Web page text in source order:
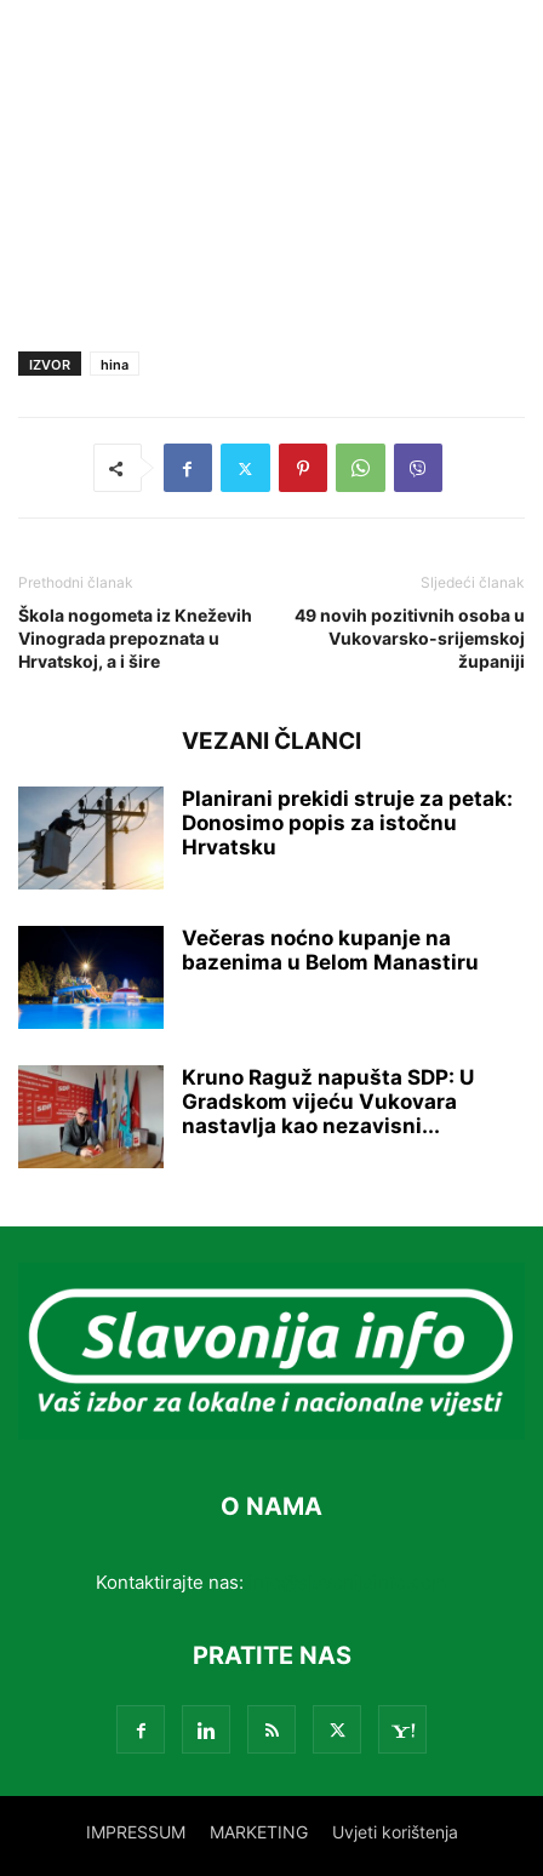
IZVOR hina
Prethodni članak
Škola nogometa iz Kneževih
Vinograda prepoznata u
Hrvatskoj, a i šire
Sljedeći članak
49 novih pozitivnih osoba u
Vukovarsko-srijemskoj
županiji
VEZANI ČLANCI
Planirani prekidi struje za petak:
Donosimo popis za istočnu
Hrvatsku
Večeras noćno kupanje na
bazenima u Belom Manastiru
Kruno Raguž napušta SDP: U
Gradskom vijeću Vukovara
nastavlja kao nezavisni...
O NAMA
Kontaktirajte nas:
PRATITE NAS
IMPRESSUM MARKETING Uvjeti korištenja